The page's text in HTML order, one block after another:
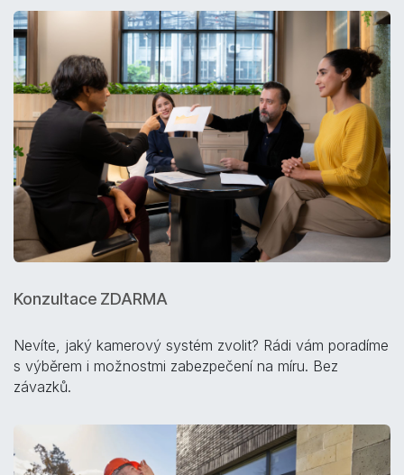
Konzultace ZDARMA
Nevíte, jaký kamerový systém zvolit? Rádi vám poradíme
s výběrem i možnostmi zabezpečení na míru. Bez
závazků.